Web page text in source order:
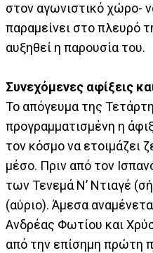
στον αγωνιστικό χώρο-
παραμείνει στο πλευρό
αυξηθεί η παρουσία του.
Συνεχόμενες αφίξεις
Το απόγευμα της
προγραμματισμένη η
τον κόσμο να ετοιμάζει
μέσο. Πριν από τον
των Τενεμά Ν’ Ντιαγέ
(αύριο). Άμεσα
Ανδρέας Φωτίου και
από την επίσημη πρώτη